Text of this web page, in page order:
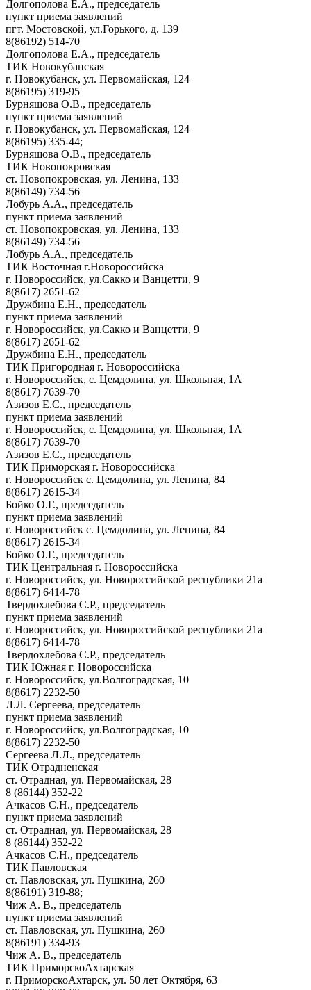
Долгополова Е.А., председатель
пункт приема заявлений
пгт. Мостовской, ул.Горького, д. 139
8(86192) 514-70
Долгополова Е.А., председатель
ТИК Новокубанская
г. Новокубанск, ул. Первомайская, 124
8(86195) 319-95
Бурняшова О.В., председатель
пункт приема заявлений
г. Новокубанск, ул. Первомайская, 124
8(86195) 335-44;
Бурняшова О.В., председатель
ТИК Новопокровская
ст. Новопокровская, ул. Ленина, 133
8(86149) 734-56
Лобурь А.А., председатель
пункт приема заявлений
ст. Новопокровская, ул. Ленина, 133
8(86149) 734-56
Лобурь А.А., председатель
ТИК Восточная г.Новороссийска
г. Новороссийск, ул.Сакко и Ванцетти, 9
8(8617) 2651-62
Дружбина Е.Н., председатель
пункт приема заявлений
г. Новороссийск, ул.Сакко и Ванцетти, 9
8(8617) 2651-62
Дружбина Е.Н., председатель
ТИК Пригородная г. Новороссийска
г. Новороссийск, с. Цемдолина, ул. Школьная, 1А
8(8617) 7639-70
Азизов Е.С., председатель
пункт приема заявлений
г. Новороссийск, с. Цемдолина, ул. Школьная, 1А
8(8617) 7639-70
Азизов Е.С., председатель
ТИК Приморская г. Новороссийска
г. Новороссийск с. Цемдолина, ул. Ленина, 84
8(8617) 2615-34
Бойко О.Г., председатель
пункт приема заявлений
г. Новороссийск с. Цемдолина, ул. Ленина, 84
8(8617) 2615-34
Бойко О.Г., председатель
ТИК Центральная г. Новороссийска
г. Новороссийск, ул. Новороссийской республики 21а
8(8617) 6414-78
Твердохлебова С.Р., председатель
пункт приема заявлений
г. Новороссийск, ул. Новороссийской республики 21а
8(8617) 6414-78
Твердохлебова С.Р., председатель
ТИК Южная г. Новороссийска
г. Новороссийск, ул.Волгоградская, 10
8(8617) 2232-50
Л.Л. Сергеева, председатель
пункт приема заявлений
г. Новороссийск, ул.Волгоградская, 10
8(8617) 2232-50
Сергеева Л.Л., председатель
ТИК Отрадненская
ст. Отрадная, ул. Первомайская, 28
8 (86144) 352-22
Ачкасов С.Н., председатель
пункт приема заявлений
ст. Отрадная, ул. Первомайская, 28
8 (86144) 352-22
Ачкасов С.Н., председатель
ТИК Павловская
ст. Павловская, ул. Пушкина, 260
8(86191) 319-88;
Чиж А. В., председатель
пункт приема заявлений
ст. Павловская, ул. Пушкина, 260
8(86191) 334-93
Чиж А. В., председатель
ТИК ПриморскоАхтарская
г. ПриморскоАхтарск, ул. 50 лет Октября, 63